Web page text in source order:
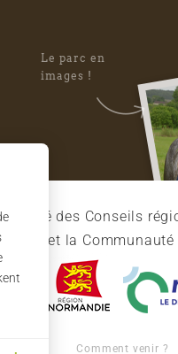
Le parc en
images !
des Conseils
et la
Comment venir ?